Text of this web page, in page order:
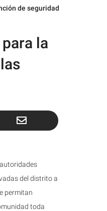
de seguridad
la
del distrito a
permitan
toda